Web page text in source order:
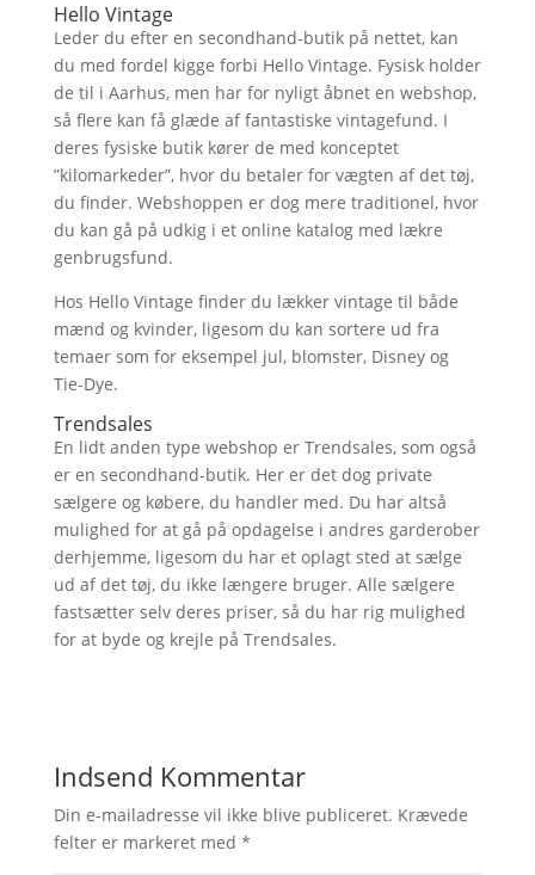
Hello Vintage
Leder du efter en secondhand-butik på nettet, kan
du med fordel kigge forbi Hello Vintage. Fysisk holder
de til i Aarhus, men har for nyligt åbnet en webshop,
så flere kan få glæde af fantastiske vintagefund. I
deres fysiske butik kører de med konceptet
”kilomarkeder”, hvor du betaler for vægten af det tøj,
du finder. Webshoppen er dog mere traditionel, hvor
du kan gå på udkig i et online katalog med lækre
genbrugsfund.
Hos Hello Vintage finder du lækker vintage til både
mænd og kvinder, ligesom du kan sortere ud fra
temaer som for eksempel jul, blomster, Disney og
Tie-Dye.
Trendsales
En lidt anden type webshop er Trendsales, som også
er en secondhand-butik. Her er det dog private
sælgere og købere, du handler med. Du har altså
mulighed for at gå på opdagelse i andres garderober
derhjemme, ligesom du har et oplagt sted at sælge
ud af det tøj, du ikke længere bruger. Alle sælgere
fastsætter selv deres priser, så du har rig mulighed
for at byde og krejle på Trendsales.
Indsend Kommentar
Din e-mailadresse vil ikke blive publiceret. Krævede
felter er markeret med *